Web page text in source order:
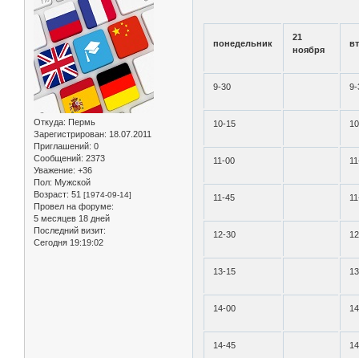
Откуда: Пермь
Зарегистрирован: 18.07.2011
Приглашений: 0
Сообщений: 2373
Уважение: +36
Пол: Мужской
Возраст: 51 [1974-09-14]
Провел на форуме:
5 месяцев 18 дней
Последний визит:
Сегодня 19:19:02
понедельник
21
ноября
9-30 9-
10-15
11-00
11-45
12-30
13-15
14-00
14-45